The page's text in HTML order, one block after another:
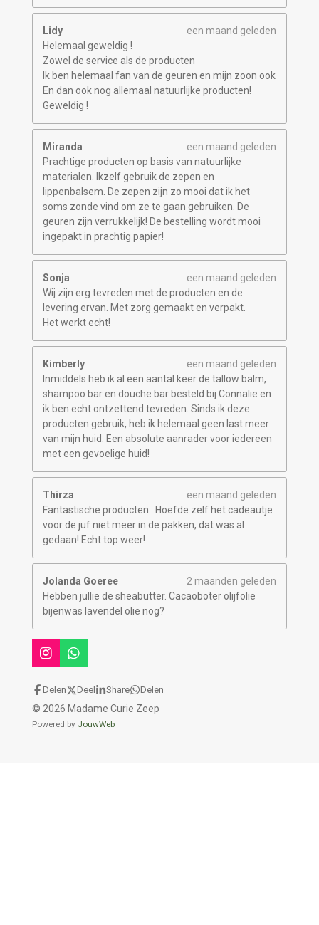
Lidy
een maand geleden
Helemaal geweldig !
Zowel de service als de producten
Ik ben helemaal fan van de geuren en mijn zoon ook
En dan ook nog allemaal natuurlijke producten!
Geweldig !
Miranda
een maand geleden
Prachtige producten op basis van natuurlijke
materialen. Ikzelf gebruik de zepen en
lippenbalsem. De zepen zijn zo mooi dat ik het
soms zonde vind om ze te gaan gebruiken. De
geuren zijn verrukkelijk! De bestelling wordt mooi
ingepakt in prachtig papier!
Sonja
een maand geleden
Wij zijn erg tevreden met de producten en de
levering ervan. Met zorg gemaakt en verpakt.
Het werkt echt!
Kimberly
een maand geleden
Inmiddels heb ik al een aantal keer de tallow balm,
shampoo bar en douche bar besteld bij Connalie en
ik ben echt ontzettend tevreden. Sinds ik deze
producten gebruik, heb ik helemaal geen last meer
van mijn huid. Een absolute aanrader voor iedereen
met een gevoelige huid!
Thirza
een maand geleden
Fantastische producten.. Hoefde zelf het cadeautje
voor de juf niet meer in de pakken, dat was al
gedaan! Echt top weer!
Jolanda Goeree
2 maanden geleden
Hebben jullie de sheabutter. Cacaoboter olijfolie
bijenwas lavendel olie nog?
I
n
s
t
a
g
W
h
a
t
s
A
Delen Deel Share Delen
© 2026 Madame Curie Zeep
Powered by JouwWeb